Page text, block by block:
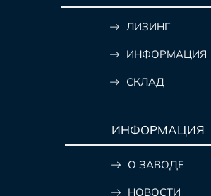
ЛИЗИНГ
ИНФОРМАЦИЯ
СКЛАД
ИНФОРМАЦИЯ
О ЗАВОДЕ
НОВОСТИ